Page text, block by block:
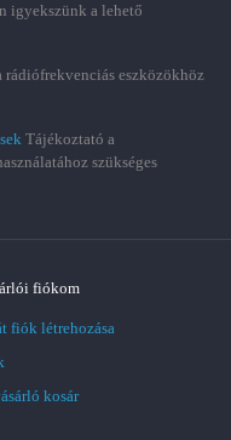
igyekszünk a lehető
rádiófrekvenciás eszközökhöz
Tájékoztató a
szükséges
fiókom
fiók létrehozása
kosár